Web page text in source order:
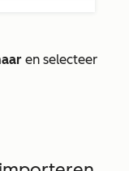
en selecteer